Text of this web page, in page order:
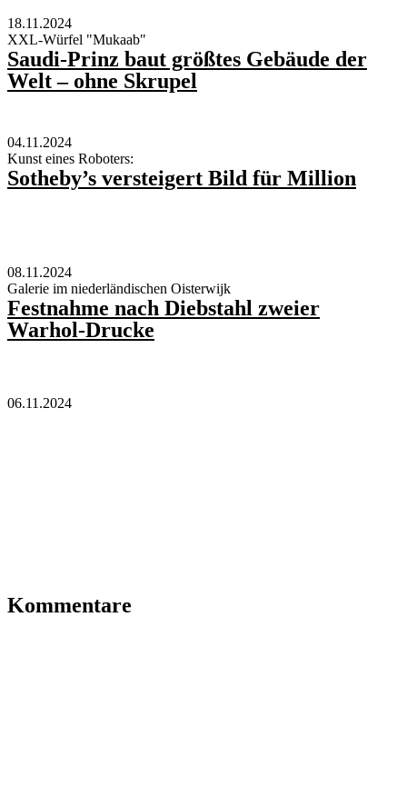
18.11.2024
XXL-Würfel "Mukaab"
Saudi-Prinz baut größtes Gebäude der
Welt – ohne Skrupel
04.11.2024
Kunst eines Roboters:
Sotheby’s versteigert Bild für Million
08.11.2024
Galerie im niederländischen Oisterwijk
Festnahme nach Diebstahl zweier
Warhol-Drucke
06.11.2024
Kommentare